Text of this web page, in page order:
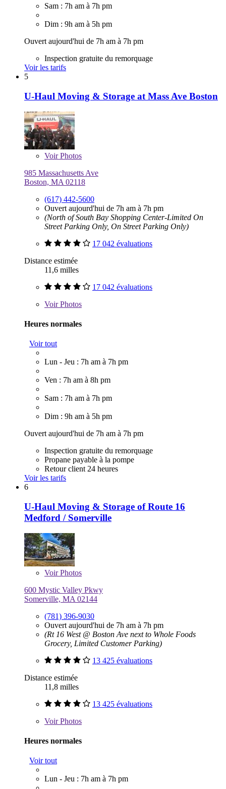
Sam : 7h am à 7h pm
Dim : 9h am à 5h pm
Ouvert aujourd'hui de 7h am à 7h pm
Inspection gratuite du remorquage
Voir les tarifs
5
U-Haul Moving & Storage at Mass Ave Boston
VoirPhotos
985 Massachusetts Ave
Boston, MA 02118
(617) 442-5600
Ouvert aujourd'hui de 7h am à 7h pm
(North of South Bay Shopping Center-Limited On
Street Parking Only, On Street Parking Only)
17 042 évaluations
Distance estimée
11,6 milles
17 042 évaluations
VoirPhotos
Heures normales
Voir tout
Lun - Jeu : 7h am à 7h pm
Ven : 7h am à 8h pm
Sam : 7h am à 7h pm
Dim : 9h am à 5h pm
Ouvert aujourd'hui de 7h am à 7h pm
Inspection gratuite du remorquage
Propane payable à la pompe
Retour client 24 heures
Voir les tarifs
6
U-Haul Moving & Storage of Route 16
Medford / Somerville
VoirPhotos
600 Mystic Valley Pkwy
Somerville, MA 02144
(781) 396-9030
Ouvert aujourd'hui de 7h am à 7h pm
(Rt 16 West @ Boston Ave next to Whole Foods
Grocery, Limited Customer Parking)
13 425 évaluations
Distance estimée
11,8 milles
13 425 évaluations
VoirPhotos
Heures normales
Voir tout
Lun - Jeu : 7h am à 7h pm